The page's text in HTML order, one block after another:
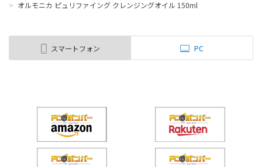
> オルモニカ ピュリファイング クレンジングオイル 150ml
スマートフォン PC